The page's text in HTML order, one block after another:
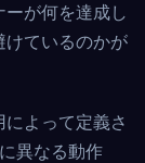
が何を達成し
けているのかが
よって定義さ
異なる動作